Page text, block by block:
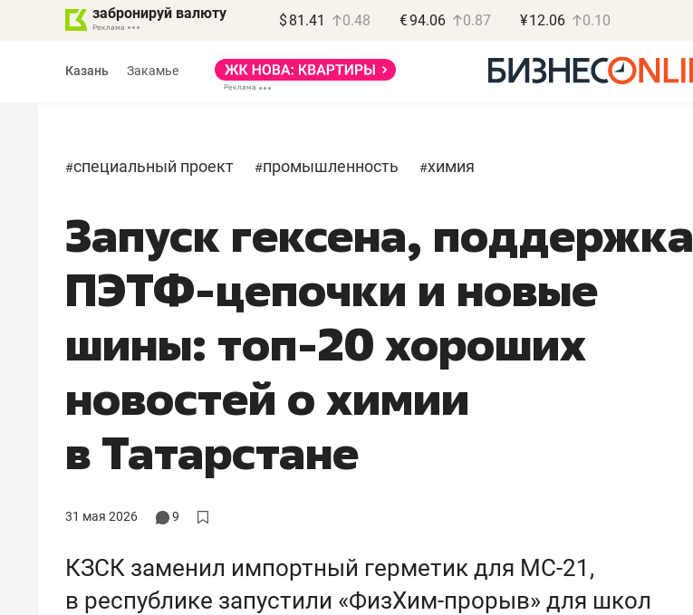
забронируй валюту $ 81.41 0.48 €94.06 0.87 ¥12.06 0.10
Казань Закамье
#специальный проект #промышленность #химия
Запуск гексена, поддержка
ПЭТФ-цепочки и новые
шины: топ-20 хороших
новостей о химии
в Татарстане
31 мая 2026 9
КЗСК заменил импортный герметик для МС-21,
в республике запустили «ФизХим-прорыв» для школ